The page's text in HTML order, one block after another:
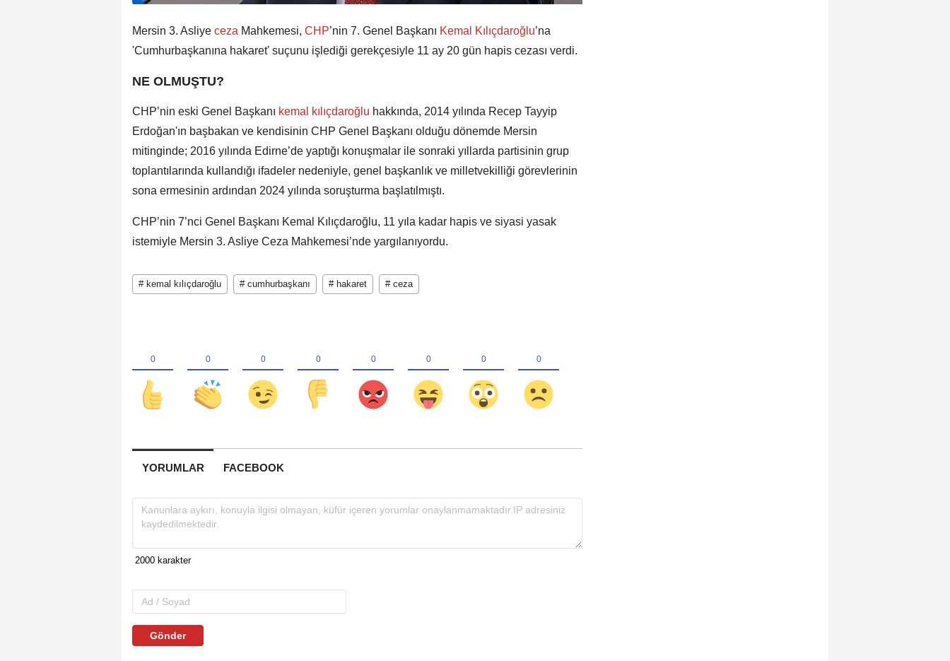
Mersin 3. Asliye ceza Mahkemesi, CHP’nin 7. Genel Başkanı Kemal Kılıçdaroğlu’na
'Cumhurbaşkanına hakaret' suçunu işlediği gerekçesiyle 11 ay 20 gün hapis cezası verdi.
NE OLMUŞTU?
CHP’nin eski Genel Başkanı kemal kılıçdaroğlu hakkında, 2014 yılında Recep Tayyip
Erdoğan'ın başbakan ve kendisinin CHP Genel Başkanı olduğu dönemde Mersin
mitinginde; 2016 yılında Edirne’de yaptığı konuşmalar ile sonraki yıllarda partisinin grup
toplantılarında kullandığı ifadeler nedeniyle, genel başkanlık ve milletvekilliği görevlerinin
sona ermesinin ardından 2024 yılında soruşturma başlatılmıştı.
CHP’nin 7’nci Genel Başkanı Kemal Kılıçdaroğlu, 11 yıla kadar hapis ve siyasi yasak
istemiyle Mersin 3. Asliye Ceza Mahkemesi’nde yargılanıyordu.
# kemal kılıçdaroğlu # cumhurbaşkanı # hakaret # ceza
YORUMLAR FACEBOOK
Gönder